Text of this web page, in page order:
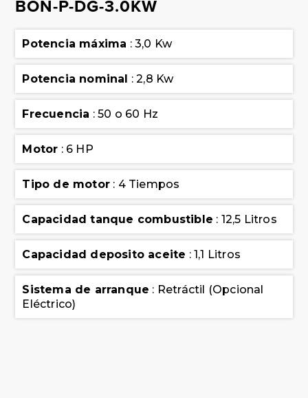
BON-P-DG-3.0KW
Potencia máxima : 3,0 Kw
Potencia nominal : 2,8 Kw
Frecuencia : 50 o 60 Hz
Motor : 6 HP
Tipo de motor : 4 Tiempos
Capacidad tanque combustible : 12,5 Litros
Capacidad deposito aceite : 1,1 Litros
Sistema de arranque : Retráctil (Opcional
Eléctrico)